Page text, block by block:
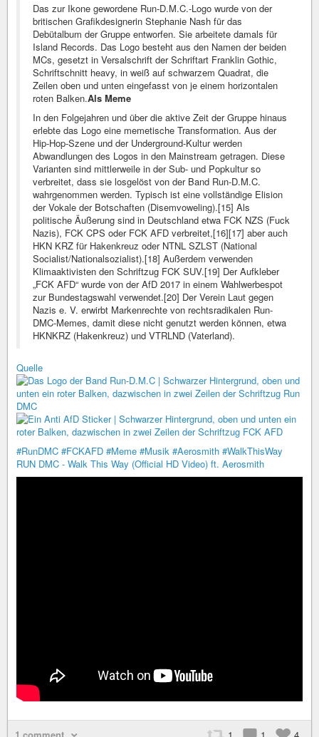
Das zur Ikone gewordene Run-D.M.C.-Logo wurde von der
britischen Grafikdesignerin Stephanie Nash für das
Debütalbum der Gruppe entworfen. Sie arbeitete damals für
Island Records. Das Logo besteht aus den Namen der beiden
MCs, gesetzt in Versalschrift der Schriftart Franklin Gothic,
Schriftschnitt heavy, in weiß auf schwarzem Quadrat, die
Zeilen oben und unten eingefasst von je einem horizontalen
roten Balken.Als Meme
In den Folgejahren und über die aktive Zeit der Gruppe hinaus
erlebte das Logo eine memetische Transformation. Aus der
Hip-Hop-Szene und der Underground-Kultur werden
Abwandlungen des Logos in den Mainstream getragen. Diese
Varianten sind mittlerweile in der Sub- und Popkultur so
verbreitet, dass sie losgelöst von der Band Run-D.M.C.
wahrgenommen werden. Typisch ist eine vollständige Elision
der Vokale der Botschaften (Disemvoweling).[15] Als
politische Äußerung sind in Deutschland etwa FCK NZS (Fuck
Nazis), FCK CPS oder FCK AFD verbreitet,[16][17] aber auch
HKN KRZ für Hakenkreuz oder NTNL SZLST (National
Socialist/Nationalsozialist).[18] Außerdem verwenden
Klimaaktivisten den Schriftzug FCK SUV.[19] Der Aufkleber
„FCK AFD“ wurde von der AfD 2017 in einem Wahlwerbespot
zur Bundestagswahl verwendet.[20] Der Verein Laut gegen
Nazis e. V. erwirbt Markenrechte von rechtsradikalen Run-
DMC-Memes, damit diese nicht genutzt werden können, etwa
HKNKRZ (Hakenkreuz) und VTRLND (Vaterland).
Quelle
#RunDMC #FCKAFD #Meme #Musik #Aerosmith #WalkThisWay
RUN DMC - Walk This Way (Official HD Video) ft. Aerosmith